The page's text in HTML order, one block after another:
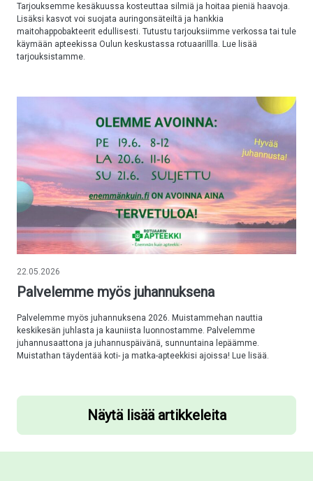
Tarjouksemme kesäkuussa kosteuttaa silmiä ja hoitaa pieniä haavoja.
Lisäksi kasvot voi suojata auringonsäteiltä ja hankkia
maitohappobakteerit edullisesti. Tutustu tarjouksiimme verkossa tai tule
käymään apteekissa Oulun keskustassa rotuaarillla. Lue lisää
tarjouksistamme.
22.05.2026
Palvelemme myös juhannuksena
Palvelemme myös juhannuksena 2026. Muistammehan nauttia
keskikesän juhlasta ja kauniista luonnostamme. Palvelemme
juhannusaattona ja juhannuspäivänä, sunnuntaina lepäämme.
Muistathan täydentää koti- ja matka-apteekkisi ajoissa! Lue lisää.
Näytä lisää artikkeleita